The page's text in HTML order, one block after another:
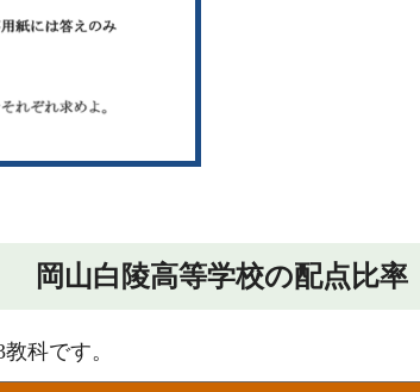
岡山白陵高等学校の配点比率
科です。